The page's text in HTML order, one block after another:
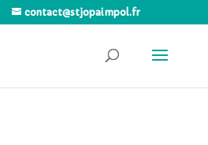
contact@stjopaimpol.fr